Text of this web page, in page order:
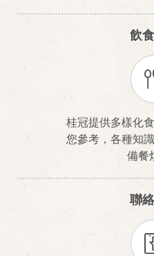
飲
桂冠提供多樣化
您參考，各種知
備餐
聯